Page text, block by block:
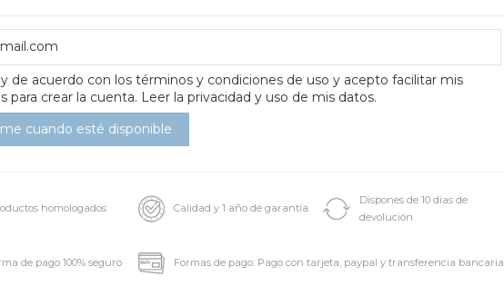
de acuerdo con los términos y condiciones de uso y acepto facilitar mis
para crear la cuenta. Leer la privacidad y uso de mis datos.
homologados Calidad y 1 año de garantía
Dispones de 10 días de
devolución
de pago 100% seguro Formas de pago: Pago con tarjeta, paypal y transferencia bancaria